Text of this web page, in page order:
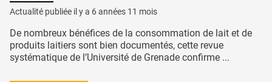
Actualité publiée il y a 6 années 11 mois
De nombreux bénéfices de la consommation de lait et de
produits laitiers sont bien documentés, cette revue
systématique de l’Université de Grenade confirme ...